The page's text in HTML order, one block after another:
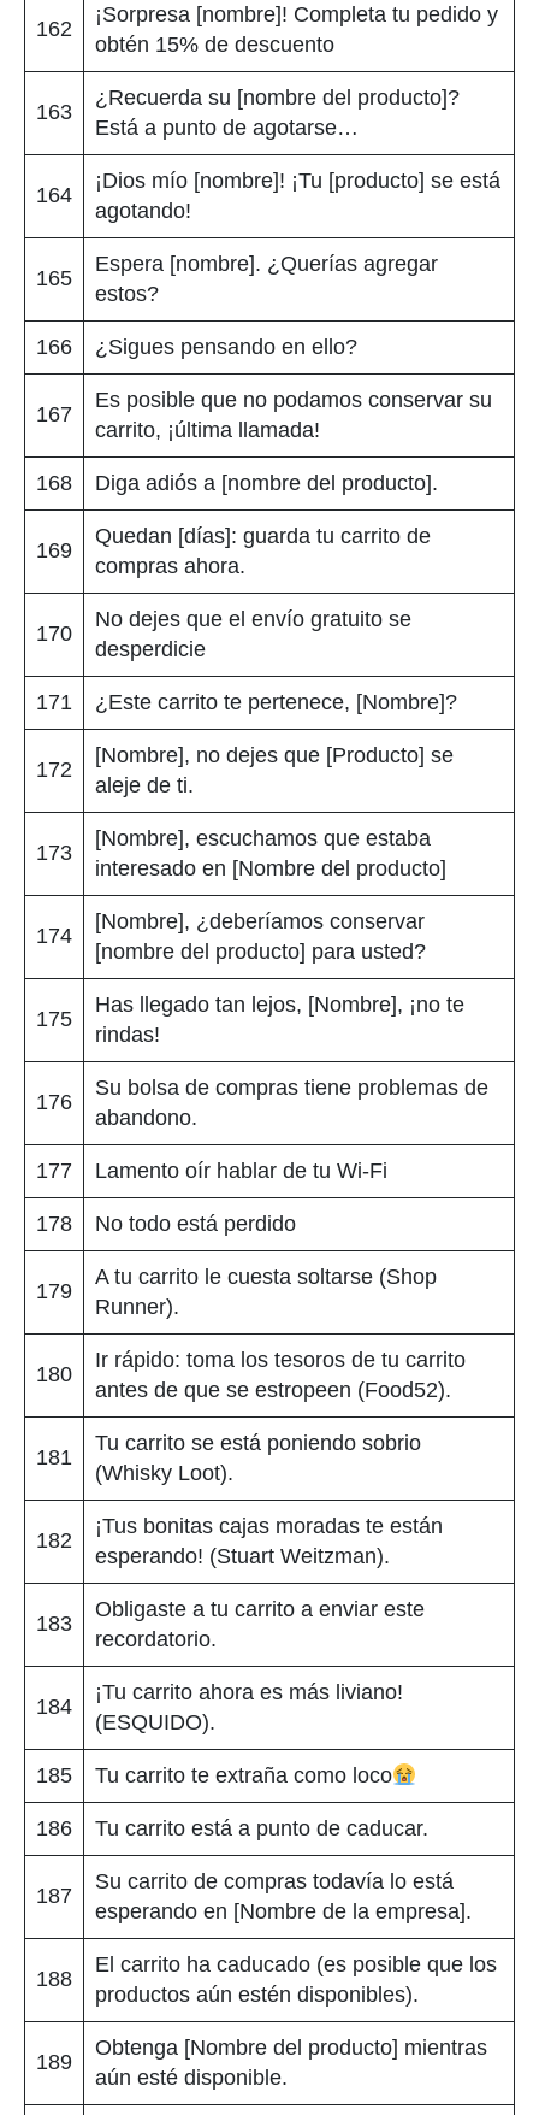
162
¡Sorpresa [nombre]! Completa tu pedido y
obtén 15% de descuento
163
¿Recuerda su [nombre del producto]?
Está a punto de agotarse…
164
¡Dios mío [nombre]! ¡Tu [producto] se está
agotando!
165
Espera [nombre]. ¿Querías agregar
estos?
166 ¿Sigues pensando en ello?
167
Es posible que no podamos conservar su
carrito, ¡última llamada!
168 Diga adiós a [nombre del producto].
169
Quedan [días]: guarda tu carrito de
compras ahora.
170
No dejes que el envío gratuito se
desperdicie
171 ¿Este carrito te pertenece, [Nombre]?
172
[Nombre], no dejes que [Producto] se
aleje de ti.
173
[Nombre], escuchamos que estaba
interesado en [Nombre del producto]
174
[Nombre], ¿deberíamos conservar
[nombre del producto] para usted?
175
Has llegado tan lejos, [Nombre], ¡no te
rindas!
176
Su bolsa de compras tiene problemas de
abandono.
177 Lamento oír hablar de tu Wi-Fi
178 No todo está perdido
179
A tu carrito le cuesta soltarse (Shop
Runner).
180
Ir rápido: toma los tesoros de tu carrito
antes de que se estropeen (Food52).
181
Tu carrito se está poniendo sobrio
(Whisky Loot).
182
¡Tus bonitas cajas moradas te están
esperando! (Stuart Weitzman).
183
Obligaste a tu carrito a enviar este
recordatorio.
184
¡Tu carrito ahora es más liviano!
(ESQUIDO).
185 Tu carrito te extraña como loco
186 Tu carrito está a punto de caducar.
187
Su carrito de compras todavía lo está
esperando en [Nombre de la empresa].
188
El carrito ha caducado (es posible que los
productos aún estén disponibles).
189
Obtenga [Nombre del producto] mientras
aún esté disponible.